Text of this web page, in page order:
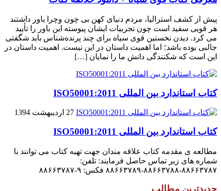
پیش از کشف استرالیا، مردم دنیاى کهن بی چون وچرا باور داشتند
هر قویى سفید است چون تجربیات ایشان پیوسته این باور را تأیید
می کرد. دیدن نخستین قوى سیاه براى چند پرنده‌شناس باید شگفتى
جالبى بوده باشد؛ اما اهمیت داستان در این نیست. اهمیت داستان در
این است که شکنندگى دانش ما را نمایان […]
کتاب استاندارد بین المللی ISO50001:2011
27 اردیبهشت 1394
کتاب استاندارد بین المللی ISO50001:2011
مطالعه ی مقدمه کتاب علاقه مندان جهت تهیه کتاب می توانند با
شماره های زیر تماس حاصل فرمایند: تلفن:
۸۸۶۶۳۷۸۷-۸۸۶۶۳۷۸۸-۸۸۶۶۳۷۸۹ فکس: ۹-۸۸۶۶۳۷۸۷